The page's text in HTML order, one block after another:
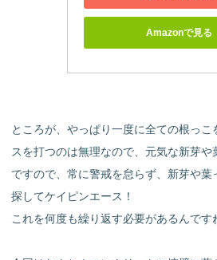
Amazonで見る
ところが、やっぱり一度に全ての根っ
スを打つのは無理なので、元気な新芽や
ですので、常に警戒を怠らず、新芽や
探してケイピンエース！
これを何度も繰り返す必要があるんです